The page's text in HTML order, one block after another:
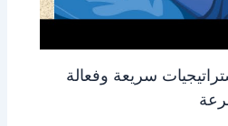
سريعة وفعالة